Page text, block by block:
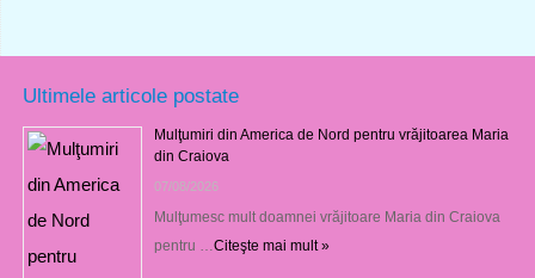
Ultimele articole postate
Mulţumiri din America de Nord pentru vrăjitoarea Maria
din Craiova
07/08/2026
Mulţumesc mult doamnei vrăjitoare Maria din Craiova
pentru …Citeşte mai mult »